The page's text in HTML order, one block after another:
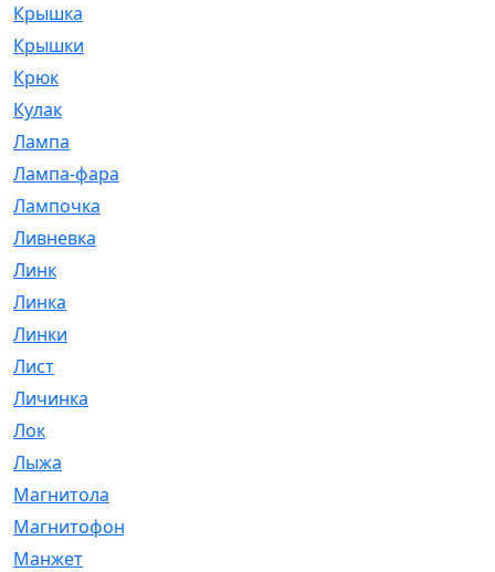
Крышка
Крышки
Крюк
Кулак
Лампа
Лампа-фара
Лампочка
Ливневка
Линк
Линка
Линки
Лист
Личинка
Лок
Лыжа
Магнитола
Магнитофон
Манжет